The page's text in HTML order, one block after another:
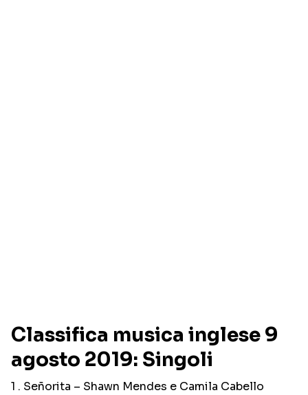
Classifica musica inglese 9
agosto 2019: Singoli
1 . Señorita – Shawn Mendes e Camila Cabello